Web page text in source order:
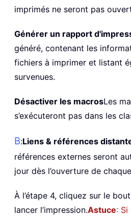
imprimés ne seront pas
Générer un rapport
généré, contenant les
fichiers à imprimer et listant
survenues.
Désactiver les macrosLes
s’exécuteront pas dans les
B:Liens & références
références externes seront
jour dès l’ouverture de
À l’étape 4, cliquez sur le
lancer l’impression.Astuce: